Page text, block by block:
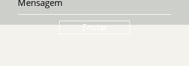
Enviar